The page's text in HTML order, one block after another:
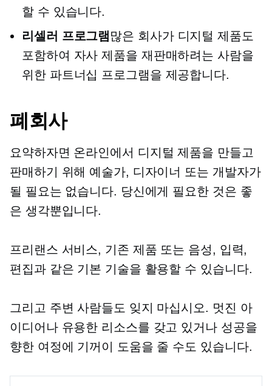
할 수 있습니다.
리셀러 프로그램많은 회사가 디지털 제품도
포함하여 자사 제품을 재판매하려는 사람을
위한 파트너십 프로그램을 제공합니다.
폐회사
요약하자면 온라인에서 디지털 제품을 만들고
판매하기 위해 예술가, 디자이너 또는 개발자가
될 필요는 없습니다. 당신에게 필요한 것은 좋
은 생각뿐입니다.
프리랜스 서비스, 기존 제품 또는 음성, 입력,
편집과 같은 기본 기술을 활용할 수 있습니다.
그리고 주변 사람들도 잊지 마십시오. 멋진 아
이디어나 유용한 리소스를 갖고 있거나 성공을
향한 여정에 기꺼이 도움을 줄 수도 있습니다.